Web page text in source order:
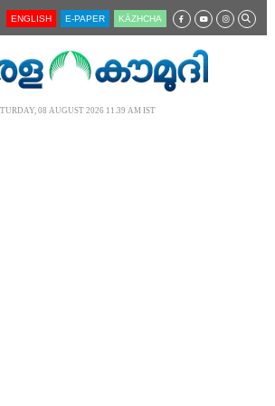
ENGLISH E-PAPER KĀZHCHA
08 AUGUST 2026 11.39 AM IST